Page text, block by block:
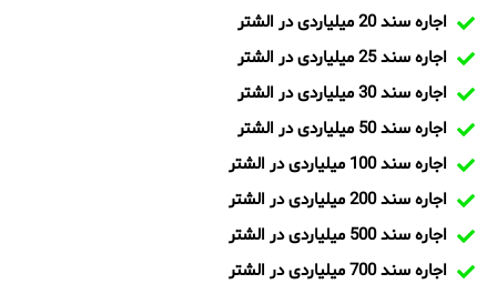
اجاره سند 20 میلیاردی در الشتر
اجاره سند 25 میلیاردی در الشتر
اجاره سند 30 میلیاردی در الشتر
اجاره سند 50 میلیاردی در الشتر
اجاره سند 100 میلیاردی در الشتر
اجاره سند 200 میلیاردی در الشتر
اجاره سند 500 میلیاردی در الشتر
اجاره سند 700 میلیاردی در الشتر